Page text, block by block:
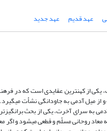
عهد قدیم عهد جدید
یکی از کهن‏ترین عقایدی است که در
میل آدمی به جاودانگی نشأت می‏گیرد.
به سرای آخرت، یکی از بحث
معاد روحانی مسلّم و قطعی می‏شود و